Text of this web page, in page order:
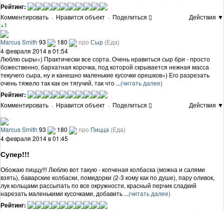
Рейтинг:
Комментировать · Нравится объект · Поделиться
Действия ▼
+1
Marcus Smith 93 180 про Сыр (Еда)
4 февраля 2014 в 01:54
Люблю сыры=) Практически все сорта. Очень нравиться сыр бри - просто
божественно, бархатная корочка, под которой скрывается нежная масса
текучего сыра, ну и канешно маленькие кусочки орешков=) Его разрезать
очень тяжело так как он тягучий, так что ...(читать далее)
Рейтинг:
Комментировать · Нравится объект · Поделиться Действия ▼
Marcus Smith 93 180 про Пицца (Еда)
4 февраля 2014 в 01:45
Супер!!!
Обожаю пиццу!!! Люблю вот такую - копченая колбаска (можна и салями
взять), баварские колбаски, помидорки (2-3 кому как по душе), пару оливок,
лук кольцами рассыпать по все окружности, красный перчик сладкий
нарезать маленькими кусочками, добавить ...(читать далее)
Рейтинг: